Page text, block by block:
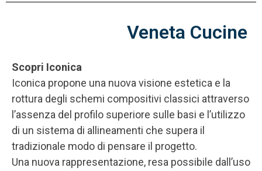
Veneta Cucine
Scopri Iconica
Iconica propone una nuova visione estetica e la
rottura degli schemi compositivi classici attraverso
l’assenza del profilo superiore sulle basi e l’utilizzo
di un sistema di allineamenti che supera il
tradizionale modo di pensare il progetto.
Una nuova rappresentazione, resa possibile dall’uso